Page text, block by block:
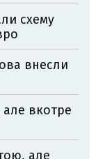
схему
внесли
вкотре
але